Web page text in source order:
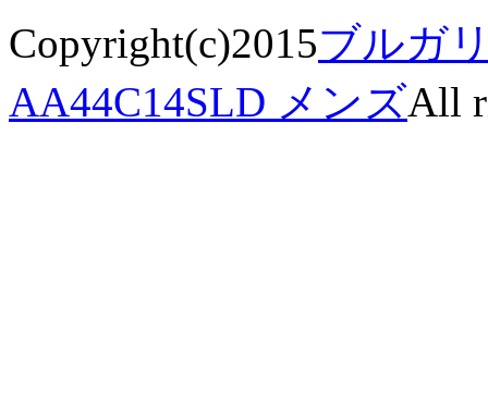
Copyright(c)2015ブルガ
AA44C14SLD メンズAll